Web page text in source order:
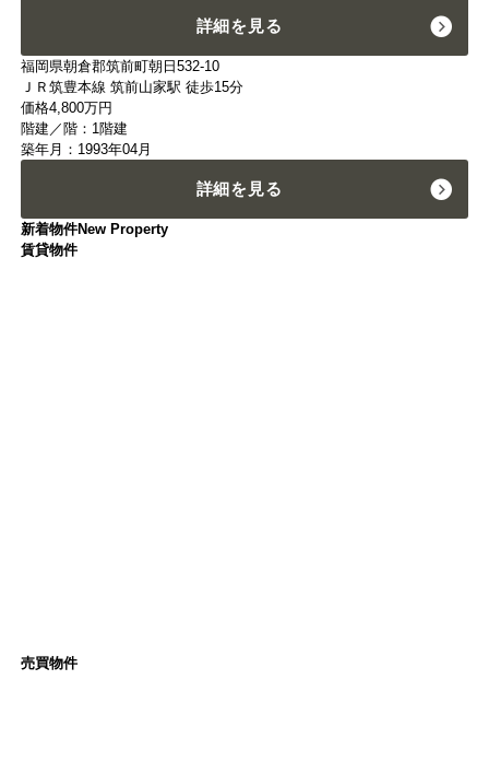
詳細を見る
福岡県朝倉郡筑前町朝日532-10
ＪＲ筑豊本線 筑前山家駅 徒歩15分
価格4,800万円
階建／階：1階建
築年月：1993年04月
詳細を見る
新着物件New Property
賃貸物件
売買物件